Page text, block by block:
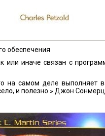
обеспечения
или иначе связан с
на самом деле
и полезно.» Джон Сонмерц